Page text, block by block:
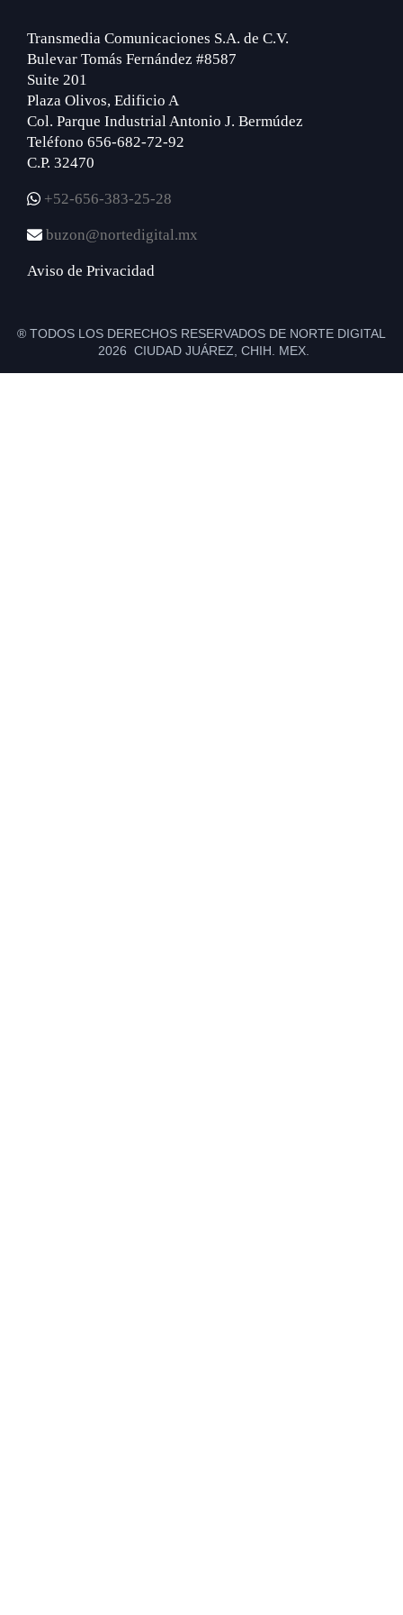
Transmedia Comunicaciones S.A. de C.V.
Bulevar Tomás Fernández #8587
Suite 201
Plaza Olivos, Edificio A
Col. Parque Industrial Antonio J. Bermúdez
Teléfono 656-682-72-92
C.P. 32470
+52-656-383-25-28
buzon@nortedigital.mx
Aviso de Privacidad
® TODOS LOS DERECHOS RESERVADOS DE NORTE DIGITAL
2026 CIUDAD JUÁREZ, CHIH. MEX.